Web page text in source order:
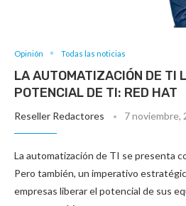
Opinión Todas las noticias
LA AUTOMATIZACIÓN DE TI
POTENCIAL DE TI: RED HAT
Reseller Redactores 7 noviembre,
La automatización de TI se presenta
Pero también, un imperativo
empresas liberar el potencial de sus